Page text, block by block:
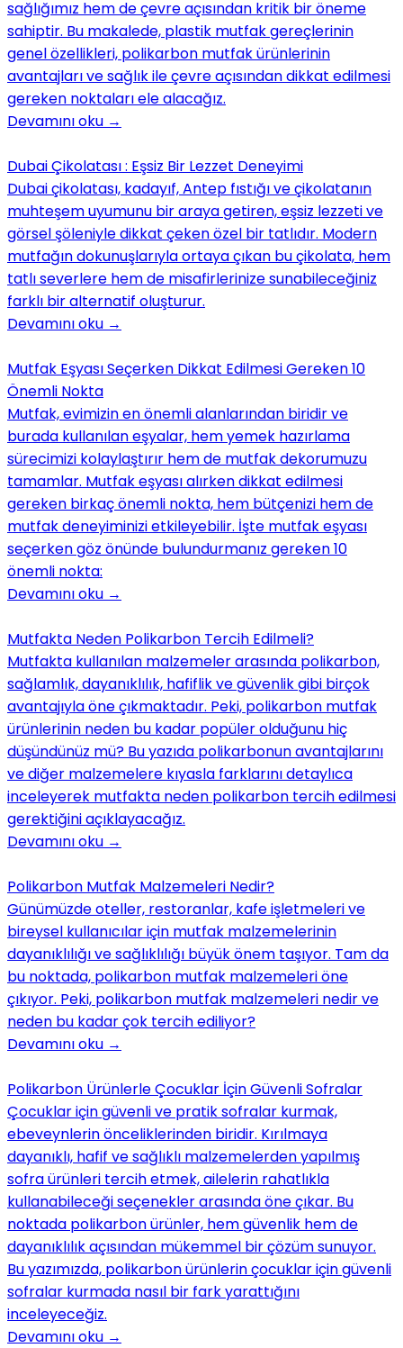
sağlığımız hem de çevre açısından kritik bir öneme
sahiptir. Bu makalede, plastik mutfak gereçlerinin
genel özellikleri, polikarbon mutfak ürünlerinin
avantajları ve sağlık ile çevre açısından dikkat edilmesi
gereken noktaları ele alacağız.
Devamını oku →
Dubai Çikolatası : Eşsiz Bir Lezzet Deneyimi
Dubai çikolatası, kadayıf, Antep fıstığı ve çikolatanın
muhteşem uyumunu bir araya getiren, eşsiz lezzeti ve
görsel şöleniyle dikkat çeken özel bir tatlıdır. Modern
mutfağın dokunuşlarıyla ortaya çıkan bu çikolata, hem
tatlı severlere hem de misafirlerinize sunabileceğiniz
farklı bir alternatif oluşturur.
Devamını oku →
Mutfak Eşyası Seçerken Dikkat Edilmesi Gereken 10
Önemli Nokta
Mutfak, evimizin en önemli alanlarından biridir ve
burada kullanılan eşyalar, hem yemek hazırlama
sürecimizi kolaylaştırır hem de mutfak dekorumuzu
tamamlar. Mutfak eşyası alırken dikkat edilmesi
gereken birkaç önemli nokta, hem bütçenizi hem de
mutfak deneyiminizi etkileyebilir. İşte mutfak eşyası
seçerken göz önünde bulundurmanız gereken 10
önemli nokta:
Devamını oku →
Mutfakta Neden Polikarbon Tercih Edilmeli?
Mutfakta kullanılan malzemeler arasında polikarbon,
sağlamlık, dayanıklılık, hafiflik ve güvenlik gibi birçok
avantajıyla öne çıkmaktadır. Peki, polikarbon mutfak
ürünlerinin neden bu kadar popüler olduğunu hiç
düşündünüz mü? Bu yazıda polikarbonun avantajlarını
ve diğer malzemelere kıyasla farklarını detaylıca
inceleyerek mutfakta neden polikarbon tercih edilmesi
gerektiğini açıklayacağız.
Devamını oku →
Polikarbon Mutfak Malzemeleri Nedir?
Günümüzde oteller, restoranlar, kafe işletmeleri ve
bireysel kullanıcılar için mutfak malzemelerinin
dayanıklılığı ve sağlıklılığı büyük önem taşıyor. Tam da
bu noktada, polikarbon mutfak malzemeleri öne
çıkıyor. Peki, polikarbon mutfak malzemeleri nedir ve
neden bu kadar çok tercih ediliyor?
Devamını oku →
Polikarbon Ürünlerle Çocuklar İçin Güvenli Sofralar
Çocuklar için güvenli ve pratik sofralar kurmak,
ebeveynlerin önceliklerinden biridir. Kırılmaya
dayanıklı, hafif ve sağlıklı malzemelerden yapılmış
sofra ürünleri tercih etmek, ailelerin rahatlıkla
kullanabileceği seçenekler arasında öne çıkar. Bu
noktada polikarbon ürünler, hem güvenlik hem de
dayanıklılık açısından mükemmel bir çözüm sunuyor.
Bu yazımızda, polikarbon ürünlerin çocuklar için güvenli
sofralar kurmada nasıl bir fark yarattığını
inceleyeceğiz.
Devamını oku →